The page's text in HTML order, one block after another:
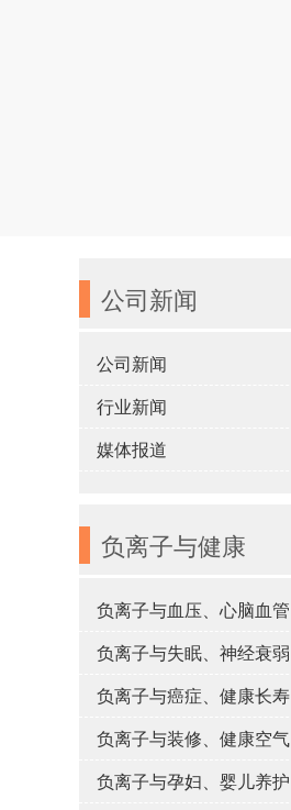
公司新闻
公司新闻
行业新闻
媒体报道
负离子与健康
负离子与血压、心脑血管
负离子与失眠、神经衰弱
负离子与癌症、健康长寿
负离子与装修、健康空气
负离子与孕妇、婴儿养护